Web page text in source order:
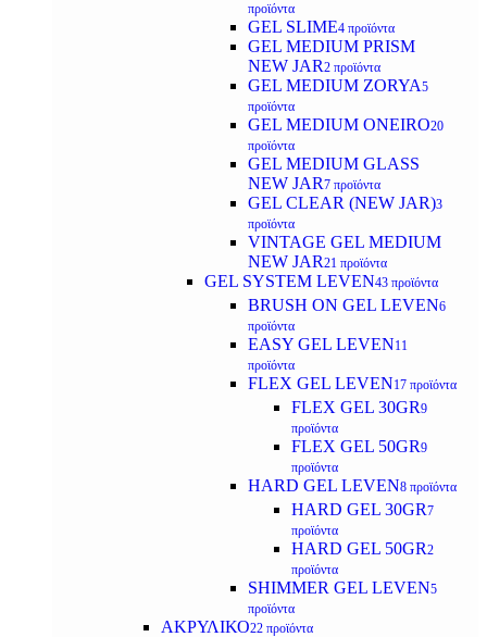
προϊόντα
GEL SLIME4 προϊόντα
GEL MEDIUM PRISM
NEW JAR2 προϊόντα
GEL MEDIUM ZORYA5
προϊόντα
GEL MEDIUM ONEIRO20
προϊόντα
GEL MEDIUM GLASS
NEW JAR7 προϊόντα
GEL CLEAR (NEW JAR)3
προϊόντα
VINTAGE GEL MEDIUM
NEW JAR21 προϊόντα
GEL SYSTEM LEVEN43 προϊόντα
BRUSH ON GEL LEVEN6
προϊόντα
EASY GEL LEVEN11
προϊόντα
FLEX GEL LEVEN17 προϊόντα
FLEX GEL 30GR9
προϊόντα
FLEX GEL 50GR9
προϊόντα
HARD GEL LEVEN8 προϊόντα
HARD GEL 30GR7
προϊόντα
HARD GEL 50GR2
προϊόντα
SHIMMER GEL LEVEN5
προϊόντα
ΑΚΡΥΛΙΚΟ22 προϊόντα